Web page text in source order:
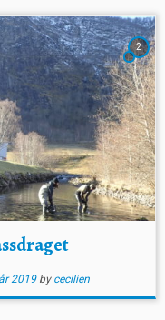
2
2019 by cecilien